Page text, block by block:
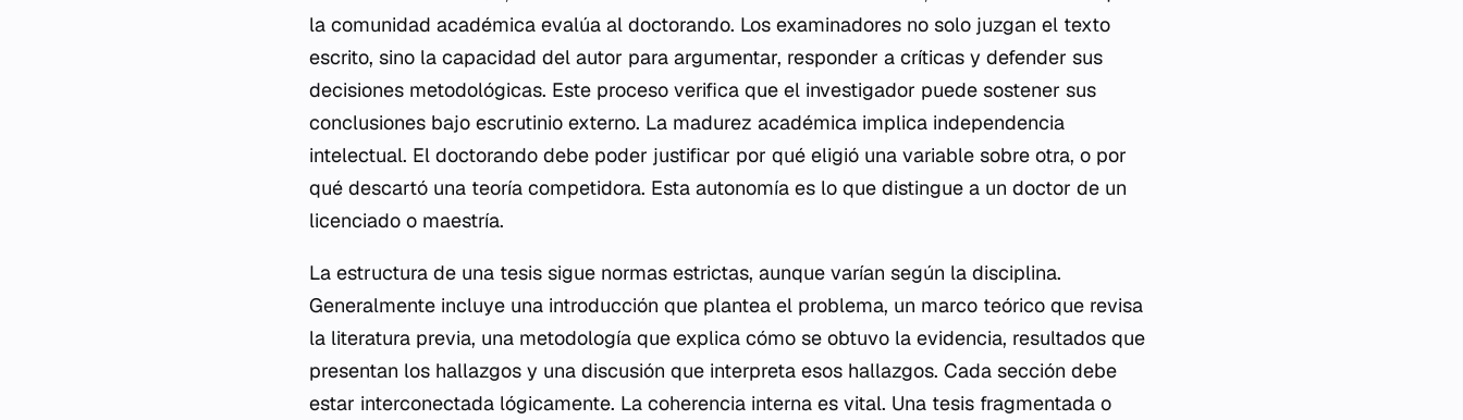
la comunidad académica evalúa al doctorando. Los examinadores no solo juzgan el texto
escrito, sino la capacidad del autor para argumentar, responder a críticas y defender sus
decisiones metodológicas. Este proceso verifica que el investigador puede sostener sus
conclusiones bajo escrutinio externo. La madurez académica implica independencia
intelectual. El doctorando debe poder justificar por qué eligió una variable sobre otra, o por
qué descartó una teoría competidora. Esta autonomía es lo que distingue a un doctor de un
licenciado o maestría.
La estructura de una tesis sigue normas estrictas, aunque varían según la disciplina.
Generalmente incluye una introducción que plantea el problema, un marco teórico que revisa
la literatura previa, una metodología que explica cómo se obtuvo la evidencia, resultados que
presentan los hallazgos y una discusión que interpreta esos hallazgos. Cada sección debe
estar interconectada lógicamente. La coherencia interna es vital. Una tesis fragmentada o